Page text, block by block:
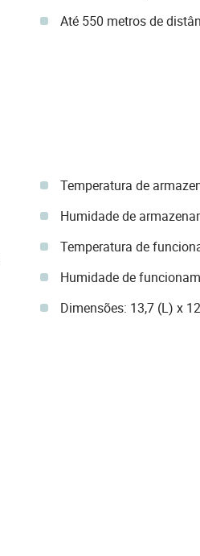
Até 550 metros de
Temperatura de
Humidade de
Temperatura de
Humidade de
Dimensões: 13,7 (L) x